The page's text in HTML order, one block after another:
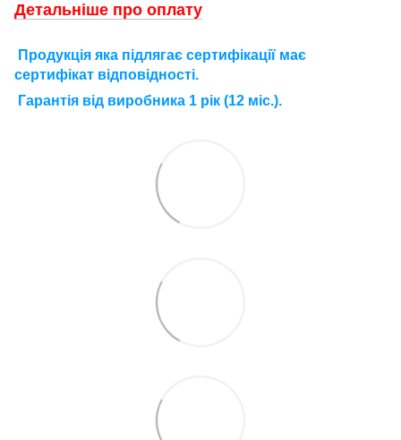
Детальніше про оплату
П родукція яка підлягає сертифікації має
сертифікат відповідності.
Гарантія від виробника 1 рік (12 міс.).